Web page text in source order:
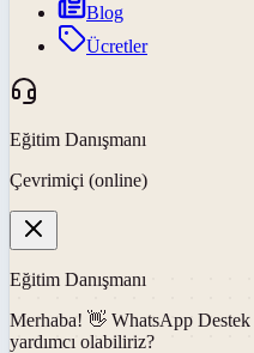
Blog
Ücretler
Eğitim Danışmanı
Çevrimiçi (online)
Eğitim Danışmanı
Merhaba! 👋 WhatsApp Destek
yardımcı olabiliriz?